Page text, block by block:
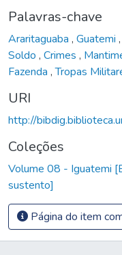
Palavras-chave
Araritaguaba , Guatemi ,
Soldo , Crimes ,
Fazenda ,Tropas
URI
http://
Coleções
Volume 08 - Iguatemi
sustento]
Página do item